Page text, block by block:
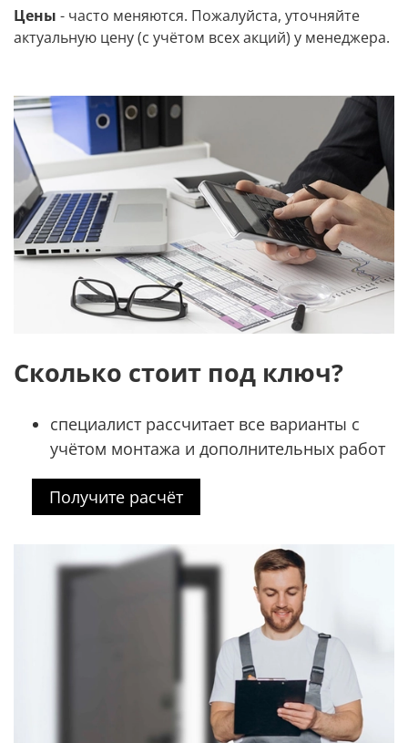
Цены - часто меняются. Пожалуйста, уточняйте
актуальную цену (с учётом всех акций) у менеджера.
Сколько стоит под ключ?
специалист рассчитает все варианты с
учётом монтажа и дополнительных работ
Получите расчёт